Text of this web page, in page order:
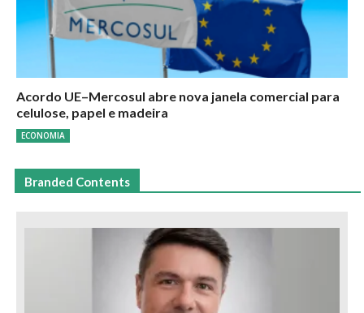
Acordo UE–Mercosul abre nova janela comercial para
celulose, papel e madeira
ECONOMIA
Branded Contents